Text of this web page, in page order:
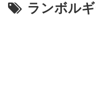
ランボル